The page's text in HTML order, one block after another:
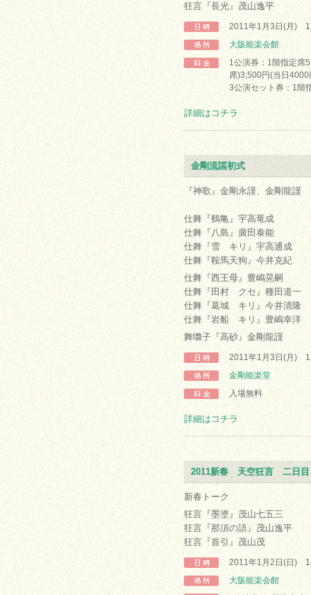
狂言『長光』茂山逸平
2011年1月3日(月)
大阪能楽会館
1公演券：1階指定席
席)3,500円(当日4000
3公演セット券：1階
詳細はコチラ
金剛流謡初式
『神歌』金剛永謹、金剛龍謹
仕舞『鶴亀』宇高竜成
仕舞『八島』廣田泰能
仕舞『雪 キリ』宇高通成
仕舞『鞍馬天狗』今井克紀
仕舞『西王母』豊嶋晃嗣
仕舞『田村 クセ』種田道一
仕舞『葛城 キリ』今井清隆
仕舞『岩船 キリ』豊嶋幸洋
舞囃子『高砂』金剛龍謹
2011年1月3日(月)
金剛能楽堂
入場無料
詳細はコチラ
2011新春 天空狂言 二日目
新春トーク
狂言『墨塗』茂山七五三
狂言『那須の語』茂山逸平
狂言『首引』茂山茂
2011年1月2日(日)
大阪能楽会館